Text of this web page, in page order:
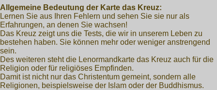
Allgemeine Bedeutung der Karte das Kreuz:
Lernen Sie aus Ihren Fehlern und sehen Sie sie nur als
Erfahrungen, an denen Sie wachsen!
Das Kreuz zeigt uns die Tests, die wir in unserem Leben zu
bestehen haben. Sie können mehr oder weniger anstrengend
sein.
Des weiteren steht die Lenormandkarte das Kreuz auch für die
Religion oder für religiöses Empfinden.
Damit ist nicht nur das Christentum gemeint, sondern alle
Religionen, beispielsweise der Islam oder der Buddhismus.